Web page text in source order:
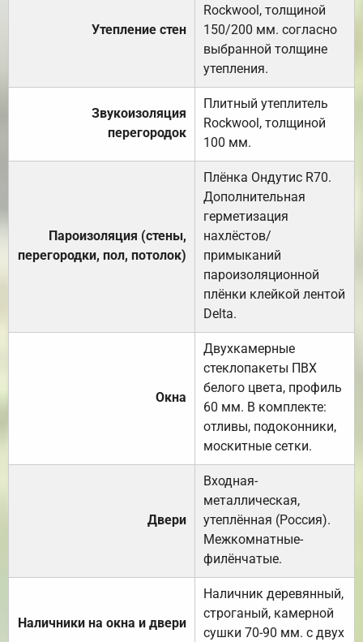
Утепление стен
Rockwool, толщиной
150/200 мм. согласно
выбранной толщине
утепления.
Звукоизоляция
перегородок
Плитный утеплитель
Rockwool, толщиной
100 мм.
Пароизоляция (стены,
перегородки, пол, потолок)
Плёнка Ондутис R70.
Дополнительная
герметизация
нахлёстов/
примыканий
пароизоляционной
плёнки клейкой лентой
Delta.
Окна
Двухкамерные
стеклопакеты ПВХ
белого цвета, профиль
60 мм. В комплекте:
отливы, подоконники,
москитные сетки.
Двери
Входная-
металлическая,
утеплённая (Россия).
Межкомнатные-
филёнчатые.
Наличники на окна и двери
Наличник деревянный,
строганый, камерной
сушки 70-90 мм. с двух